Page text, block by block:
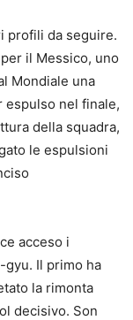
profili da seguire.
il Messico, uno
Mondiale una
espulso nel finale,
della squadra,
le espulsioni
acceso i
gyu. Il primo ha
la rimonta
decisivo. Son